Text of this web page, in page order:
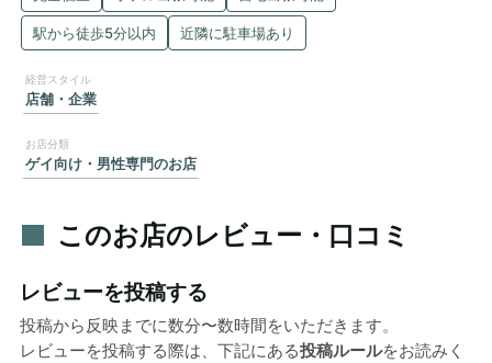
駅から徒歩5分以内 近隣に駐車場あり
店舗・企業
ゲイ向け・男性専門のお店
このお店のレビュー・口コミ
レビューを投稿する
投稿から反映までに数分〜数時間をいただきます。
レビューを投稿する際は、下記にある投稿ルールをお読みく